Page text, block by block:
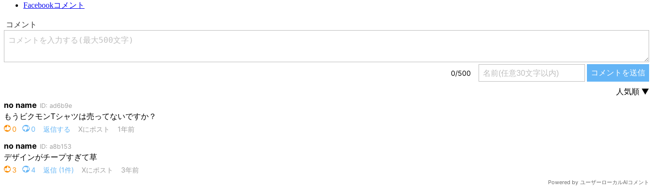
Facebookコメント